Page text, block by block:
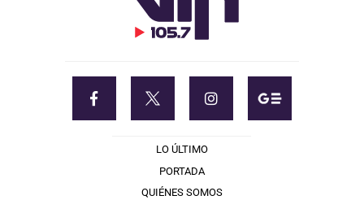
LO ÚLTIMO
PORTADA
QUIÉNES SOMOS